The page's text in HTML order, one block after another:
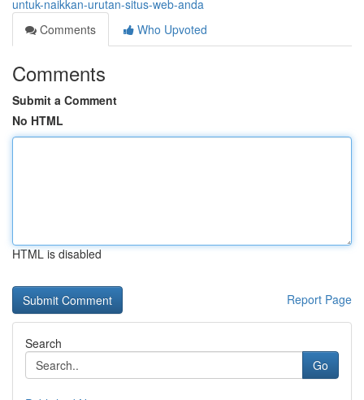
untuk-naikkan-urutan-situs-web-anda
Comments
Who Upvoted
Comments
Submit a Comment
No HTML
HTML is disabled
Report Page
Search
Go